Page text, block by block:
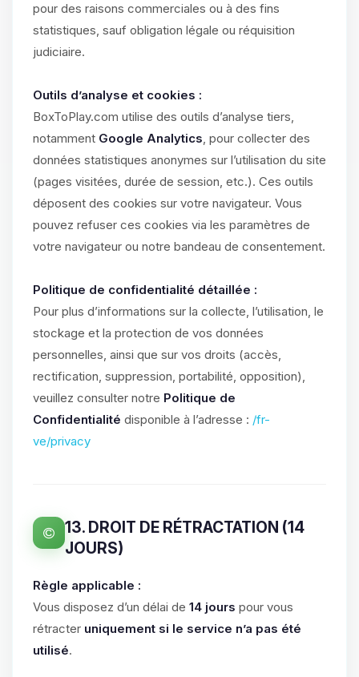
pour des raisons commerciales ou à des fins
statistiques, sauf obligation légale ou réquisition
judiciaire.
Outils d’analyse et cookies :
BoxToPlay.com utilise des outils d’analyse tiers,
notamment Google Analytics, pour collecter des
données statistiques anonymes sur l’utilisation du site
(pages visitées, durée de session, etc.). Ces outils
déposent des cookies sur votre navigateur. Vous
pouvez refuser ces cookies via les paramètres de
votre navigateur ou notre bandeau de consentement.
Politique de confidentialité détaillée :
Pour plus d’informations sur la collecte, l’utilisation, le
stockage et la protection de vos données
personnelles, ainsi que sur vos droits (accès,
rectification, suppression, portabilité, opposition),
veuillez consulter notre Politique de
Confidentialité disponible à l’adresse : /fr-
ve/privacy
13. DROIT DE RÉTRACTATION (14
JOURS)
Règle applicable :
Vous disposez d’un délai de 14 jours pour vous
rétracter uniquement si le service n’a pas été
utilisé.